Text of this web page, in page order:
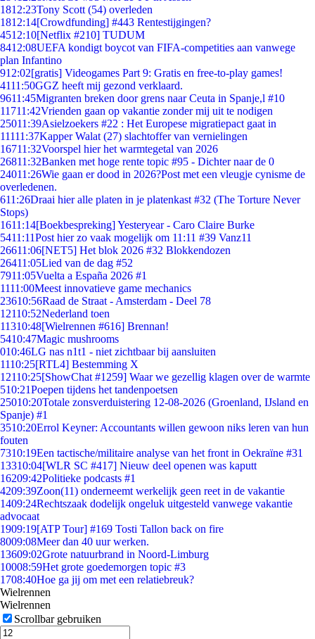
1812:23Tony Scott (54) overleden
1812:14[Crowdfunding] #443 Rentestijgingen?
4512:10[Netflix #210] TUDUM
8412:08UEFA kondigt boycot van FIFA-competities aan vanwege
plan Infantino
912:02[gratis] Videogames Part 9: Gratis en free-to-play games!
4111:50GGZ heeft mij gezond verklaard.
9611:45Migranten breken door grens naar Ceuta in Spanje,l #10
11711:42Vrienden gaan op vakantie zonder mij uit te nodigen
25011:39Asielzoekers #22 : Het Europese migratiepact gaat in
11111:37Kapper Walat (27) slachtoffer van vernielingen
16711:32Voorspel hier het warmtegetal van 2026
26811:32Banken met hoge rente topic #95 - Dichter naar de 0
24011:26Wie gaan er dood in 2026?Post met een vleugje cynisme de
overledenen.
611:26Draai hier alle platen in je platenkast #32 (The Torture Never
Stops)
1611:14[Boekbespreking] Yesteryear - Caro Claire Burke
5411:11Post hier zo vaak mogelijk om 11:11 #39 Vanz11
26611:06[NET5] Het blok 2026 #32 Blokkendozen
26411:05Lied van de dag #52
7911:05Vuelta a España 2026 #1
1111:00Meest innovatieve game mechanics
23610:56Raad de Straat - Amsterdam - Deel 78
12110:52Nederland toen
11310:48[Wielrennen #616] Brennan!
5410:47Magic mushrooms
010:46LG nas n1t1 - niet zichtbaar bij aansluiten
1110:25[RTL4] Bestemming X
12110:25[ShowChat #1259] Waar we gezellig klagen over de warmte
510:21Poepen tijdens het tandenpoetsen
25010:20Totale zonsverduistering 12-08-2026 (Groenland, IJsland en
Spanje) #1
3510:20Errol Keyner: Accountants willen gewoon niks leren van hun
fouten
7310:19Een tactische/militaire analyse van het front in Oekraïne #31
13310:04[WLR SC #417] Nieuw deel openen was kaputt
16209:42Politieke podcasts #1
4209:39Zoon(11) onderneemt werkelijk geen reet in de vakantie
1409:24Rechtszaak dodelijk ongeluk uitgesteld vanwege vakantie
advocaat
1909:19[ATP Tour] #169 Tosti Tallon back on fire
8009:08Meer dan 40 uur werken.
13609:02Grote natuurbrand in Noord-Limburg
10008:59Het grote goedemorgen topic #3
1708:40Hoe ga jij om met een relatiebreuk?
Wielrennen
Wielrennen
Scrollbar gebruiken